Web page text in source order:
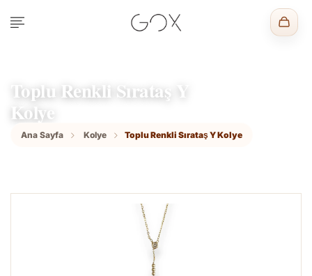
Toplu Renkli Sırataş Y
Kolye
Ana Sayfa Kolye Toplu Renkli Sırataş Y Kolye